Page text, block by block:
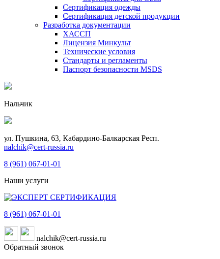
Сертификация одежды
Сертификация детской продукции
Разработка документации
ХАССП
Лицензия Минкульт
Технические условия
Стандарты и регламенты
Паспорт безопасности MSDS
Нальчик
ул. Пушкина, 63, Кабардино-Балкарская Респ.
nalchik@cert-russia.ru
8 (961) 067-01-01
Наши услуги
8 (961) 067-01-01
nalchik@cert-russia.ru
Обратный звонок